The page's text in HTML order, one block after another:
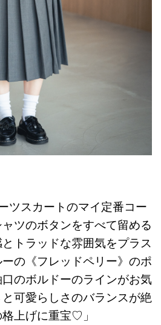
ツスカートのマイ定番コー
ツのボタンをすべて留める
トラッドな雰囲気をプラス
の《フレッドペリー》のポ
のボルドーのラインがお気
可愛らしさのバランスが絶
上げに重宝♡」